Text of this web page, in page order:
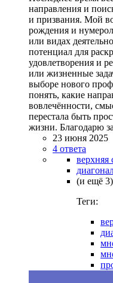
направления и
и призвания. Мой
рождения и
или видах
потенциал для
удовлетворения и
или жизненные
выборе нового
понять, какие
вовлечённости,
перестала быть
жизни. Благодарю
23 июня 2025
4 ответа
верхняя
(и ещё 3)
Теги: